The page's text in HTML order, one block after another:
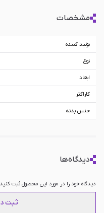
مشخصات
تولید کننده
نوع
ابعاد
کاراکتر
جنس بدنه
دیدگاه‌ها
دیدگاه خود را در مورد این محصول ثبت
ثبت